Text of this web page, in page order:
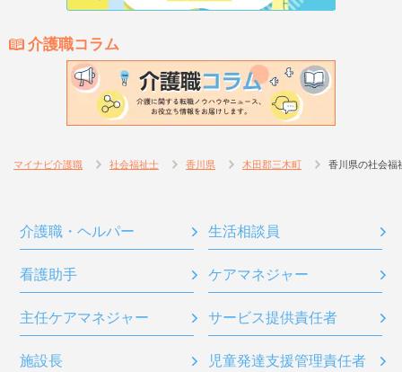
介護職コラム
マイナビ介護職 社会福祉士 香川県 木田郡三木町 香川県の社会福
介護職・ヘルパー 生活相談員
看護助手 ケアマネジャー
主任ケアマネジャー サービス提供責任者
施設長 児童発達支援管理責任者